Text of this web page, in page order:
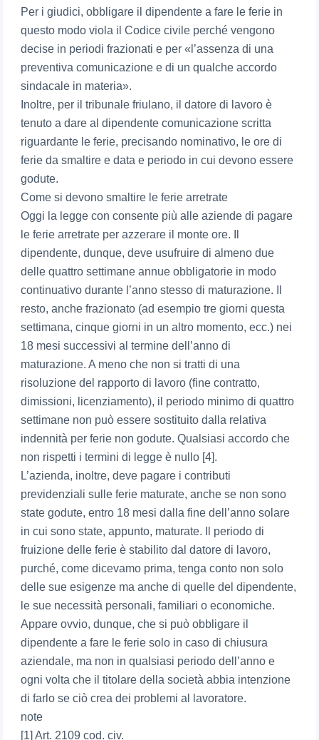
Per i giudici, obbligare il dipendente a fare le ferie in
questo modo viola il Codice civile perché vengono
decise in periodi frazionati e per «l’assenza di una
preventiva comunicazione e di un qualche accordo
sindacale in materia».
Inoltre, per il tribunale friulano, il datore di lavoro è
tenuto a dare al dipendente comunicazione scritta
riguardante le ferie, precisando nominativo, le ore di
ferie da smaltire e data e periodo in cui devono essere
godute.
Come si devono smaltire le ferie arretrate
Oggi la legge con consente più alle aziende di pagare
le ferie arretrate per azzerare il monte ore. Il
dipendente, dunque, deve usufruire di almeno due
delle quattro settimane annue obbligatorie in modo
continuativo durante l’anno stesso di maturazione. Il
resto, anche frazionato (ad esempio tre giorni questa
settimana, cinque giorni in un altro momento, ecc.) nei
18 mesi successivi al termine dell’anno di
maturazione. A meno che non si tratti di una
risoluzione del rapporto di lavoro (fine contratto,
dimissioni, licenziamento), il periodo minimo di quattro
settimane non può essere sostituito dalla relativa
indennità per ferie non godute. Qualsiasi accordo che
non rispetti i termini di legge è nullo [4].
L’azienda, inoltre, deve pagare i contributi
previdenziali sulle ferie maturate, anche se non sono
state godute, entro 18 mesi dalla fine dell’anno solare
in cui sono state, appunto, maturate. Il periodo di
fruizione delle ferie è stabilito dal datore di lavoro,
purché, come dicevamo prima, tenga conto non solo
delle sue esigenze ma anche di quelle del dipendente,
le sue necessità personali, familiari o economiche.
Appare ovvio, dunque, che si può obbligare il
dipendente a fare le ferie solo in caso di chiusura
aziendale, ma non in qualsiasi periodo dell’anno e
ogni volta che il titolare della società abbia intenzione
di farlo se ciò crea dei problemi al lavoratore.
note
[1] Art. 2109 cod. civ.